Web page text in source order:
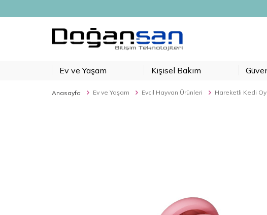
Ev ve Yaşam Kişisel Bakım
Anasayfa Ev ve Yaşam Evcil Hayvan Ürünleri Hareketli Kedi